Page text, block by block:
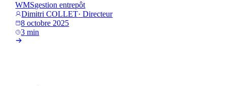
WMSgestion entrepôt
Dimitri COLLET·Directeur
8 octobre 2025
3 min